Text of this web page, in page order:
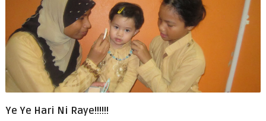
Ye Ye Hari Ni Raye!!!!!!